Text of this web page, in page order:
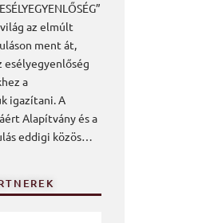
az elmúlt
ment át,
esélyegyenlőség
a
igazítani. A
Alapítvány és a
eddigi közös…